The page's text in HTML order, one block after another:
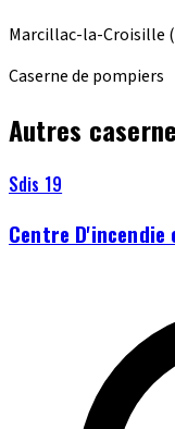
Marcillac-la-Croisille
Caserne de pompiers
Autres
Sdis 19
Centre D'incendie